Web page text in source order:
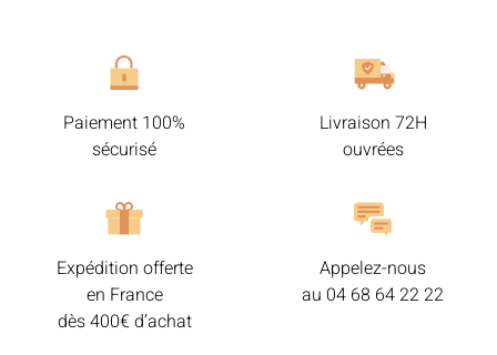
Paiement 100%
sécurisé
Livraison 72H
ouvrées
Expédition offerte
en France
dès 400€ d’achat
Appelez-nous
au 04 68 64 22 22